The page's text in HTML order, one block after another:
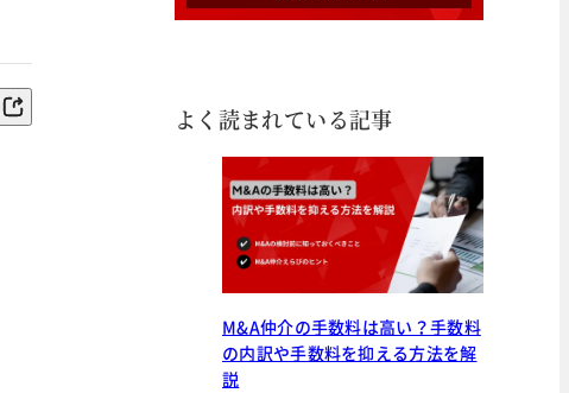
よく読まれている記事
M&A仲介の手数料は高い？手数料
の内訳や手数料を抑える方法を解
説